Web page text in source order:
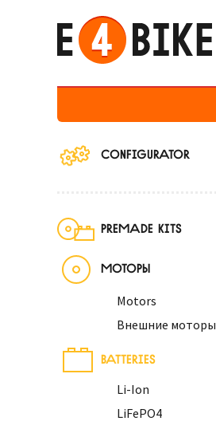
CONFIGURATOR
PREMADE KITS
МОТОРЫ
Motors
Внешние моторы
BATTERIES
Li-Ion
LiFePO4